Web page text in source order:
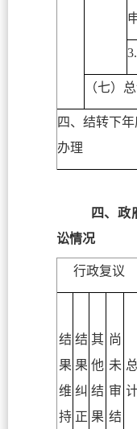
（七）
四、结转下
办理
四、政
讼情况
行政复议
结
果
维
持
结
果
纠
正
其
他
结
果
尚
未
审
结
总